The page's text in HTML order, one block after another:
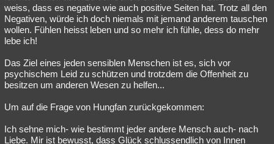
weiss, dass es negative wie auch positive Seiten hat. Trotz all den
Negativen, würde ich doch niemals mit jemand anderem tauschen
wollen. Fühlen heisst leben und so mehr ich fühle, dess do mehr
lebe ich!
Das Ziel eines jeden sensiblen Menschen ist es, sich vor
psychischem Leid zu schützen und trotzdem die Offenheit zu
besitzen um anderen Wesen zu helfen...
Um auf die Frage von Hungfan zurückgekommen:
Ich sehne mich- wie bestimmt jeder andere Mensch auch- nach
Liebe. Mir ist bewusst, dass Glück schlussendlich von Innen